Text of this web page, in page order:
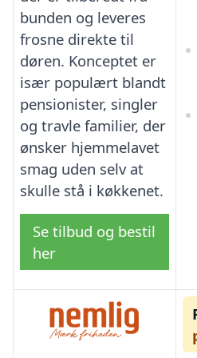
bunden og leveres
frosne direkte til
døren. Konceptet er
især populært blandt
pensionister, singler
og travle familier, der
ønsker hjemmelavet
smag uden selv at
skulle stå i køkkenet.
Se tilbud og bestil
her